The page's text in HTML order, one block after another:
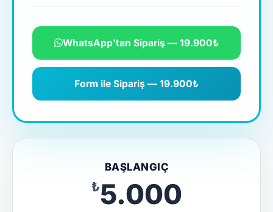
BAŞLANGIÇ
₺5.000
WhatsApp'tan Sipariş — 19.900₺
Form ile Sipariş — 19.900₺